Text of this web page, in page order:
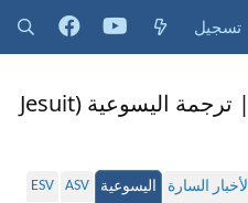
تسجيل
سفر إشعياء - الأصحاح 48 | ترجمة اليسوعية (Jesuit
الأخبار السارة اليسوعية ASV
ESV